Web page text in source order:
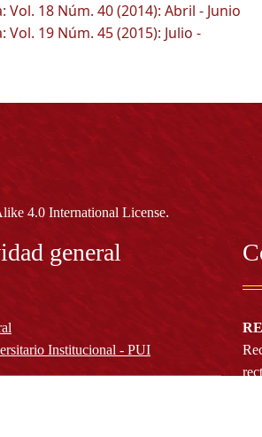
Vol. 18 Núm. 40 (2014): Abril - Junio
Vol. 19 Núm. 45 (2015): Julio -
4.0 International License.
general
Institucional - PUI